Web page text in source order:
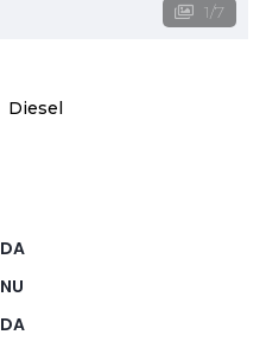
1/7
Diesel
DA
NU
DA